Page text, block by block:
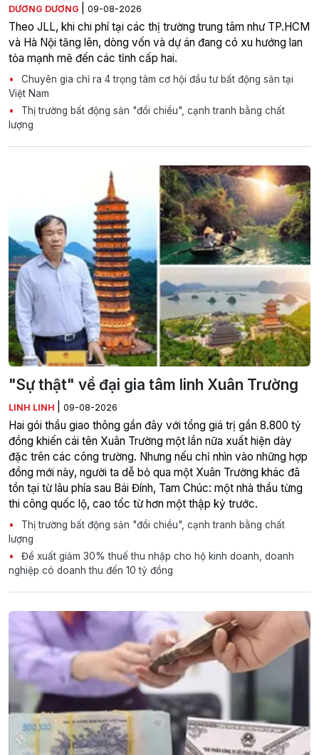
DƯƠNG DƯƠNG 09-08-2026
Theo JLL, khi chi phí tại các thị trường trung tâm như TP.HCM
và Hà Nội tăng lên, dòng vốn và dự án đang có xu hướng lan
tỏa mạnh mẽ đến các tỉnh cấp hai.
Chuyên gia chỉ ra 4 trọng tâm cơ hội đầu tư bất động sản tại
Việt Nam
Thị trường bất động sản "đổi chiều", cạnh tranh bằng chất
lượng
"Sự thật" về đại gia tâm linh Xuân Trường
LINH LINH 09-08-2026
Hai gói thầu giao thông gần đây với tổng giá trị gần 8.800 tỷ
đồng khiến cái tên Xuân Trường một lần nữa xuất hiện dày
đặc trên các công trường. Nhưng nếu chỉ nhìn vào những hợp
đồng mới này, người ta dễ bỏ qua một Xuân Trường khác đã
tồn tại từ lâu phía sau Bái Đính, Tam Chúc: một nhà thầu từng
thi công quốc lộ, cao tốc từ hơn một thập kỷ trước.
Thị trường bất động sản "đổi chiều", cạnh tranh bằng chất
lượng
Đề xuất giảm 30% thuế thu nhập cho hộ kinh doanh, doanh
nghiệp có doanh thu đến 10 tỷ đồng